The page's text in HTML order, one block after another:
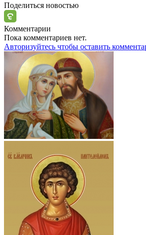
Поделиться новостью
Комментарии
Пока комментариев нет.
Авторизуйтесь чтобы оставить